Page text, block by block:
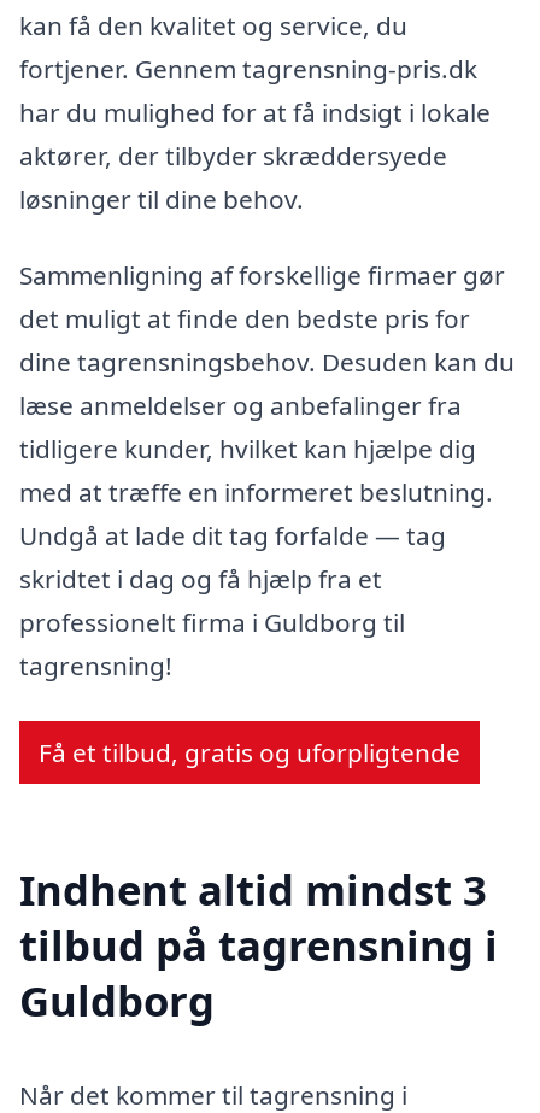
kan få den kvalitet og service, du
fortjener. Gennem tagrensning-pris.dk
har du mulighed for at få indsigt i lokale
aktører, der tilbyder skræddersyede
løsninger til dine behov.
Sammenligning af forskellige firmaer gør
det muligt at finde den bedste pris for
dine tagrensningsbehov. Desuden kan du
læse anmeldelser og anbefalinger fra
tidligere kunder, hvilket kan hjælpe dig
med at træffe en informeret beslutning.
Undgå at lade dit tag forfalde — tag
skridtet i dag og få hjælp fra et
professionelt firma i Guldborg til
tagrensning!
Få et tilbud, gratis og uforpligtende
Indhent altid mindst 3
tilbud på tagrensning i
Guldborg
Når det kommer til tagrensning i